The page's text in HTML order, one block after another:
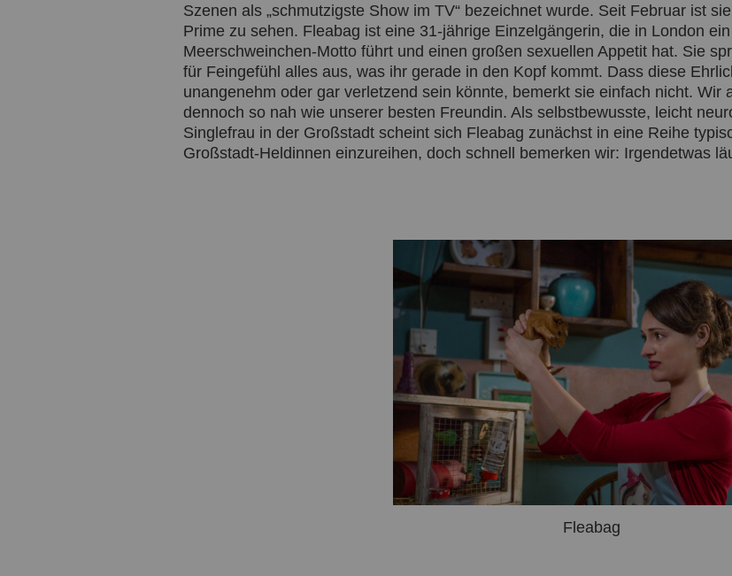
Szenen als „schmutzigste Show im TV“ bezeichnet wurde. Seit Februar ist
Prime zu sehen. Fleabag ist eine 31-jährige Einzelgängerin, die in London
Meerschweinchen-Motto führt und einen großen sexuellen Appetit hat. Sie
für Feingefühl alles aus, was ihr gerade in den Kopf kommt. Dass diese
unangenehm oder gar verletzend sein könnte, bemerkt sie einfach nicht. Wir
dennoch so nah wie unserer besten Freundin. Als selbstbewusste, leicht
Singlefrau in der Großstadt scheint sich Fleabag zunächst in eine Reihe
Großstadt-Heldinnen einzureihen, doch schnell bemerken wir: Irgendetwas
Fleabag